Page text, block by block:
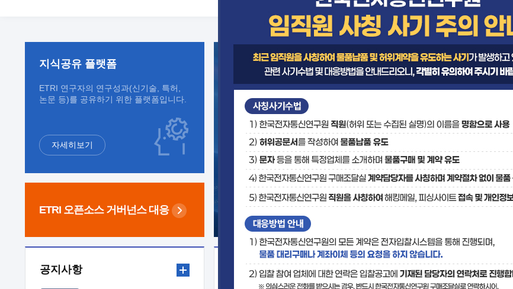
청렴포털 신고
수의계약 현황
부패징계 현황
감사결과공개
지식공유 플랫폼
ETRI 연구자의 연구성과(신기술, 특허,
논문 등)를 공유하기 위한 플랫폼입니다.
자세히보기
ETRI 오픈소스 거버넌스 대응
공지사항 보도자료 기술사업화플랫폼/